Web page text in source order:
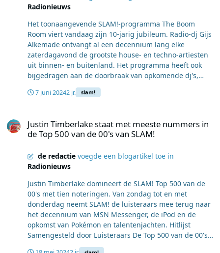
Radionieuws
Het toonaangevende SLAM!-programma The Boom
Room viert vandaag zijn 10-jarig jubileum. Radio-dj Gijs
Alkemade ontvangt al een decennium lang elke
zaterdagavond de grootste house- en techno-artiesten
uit binnen- en buitenland. Het programma heeft ook
bijgedragen aan de doorbraak van opkomende dj's,
zoals Reinier Zonneveld. Alkemade uitte zijn trots over
het succes van het programma: "Ik ben heel trots op
Voor veel dj's is het fijn thuiskomen. We kunnen dus met
recht zeggen dat we al 10 jaar 'linksvoor' staan. Want
Room heeft zich ontwikkeld tot het meest
toonaangevende programma voor house en techno op
de Nederlandse radio. Bekende artiesten als Tinlicker,
Colin Benders, Mathew Jonson en Pan-Pot komen
regelmatig langs. In 2021 werd The Boom Room
genomineerd voor de Gouden RadioRing voor beste
programma. The Boom Room is aanstaande zaterdag
vanaf 20:00 uur live te volgen op SLAM! De hele maand
juni zendt het programma live uit vanaf verschillende
locaties. Vorige week gebeurde dit vanuit Colorado
7 juni 20242 jr. slam!
Justin Timberlake staat met meeste nummers in
de Top 500 van de 00's van SLAM!
de redactievoegde een blogartikel toe in
Radionieuws
Justin Timberlake domineert de SLAM! Top 500 van de
00's met tien noteringen. Van zondag tot en met
donderdag neemt SLAM! de luisteraars mee terug naar
het decennium van MSN Messenger, de iPod en de
opkomst van Pokémon en talentenjachten. Hitlijst
Samengesteld door Luisteraars De Top 500 van de 00's,
samengesteld door de luisteraars van SLAM!, bevat in